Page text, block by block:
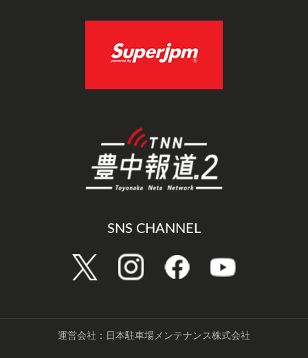
SNS CHANNEL
運営会社：日本駐車場メンテナンス株式会社